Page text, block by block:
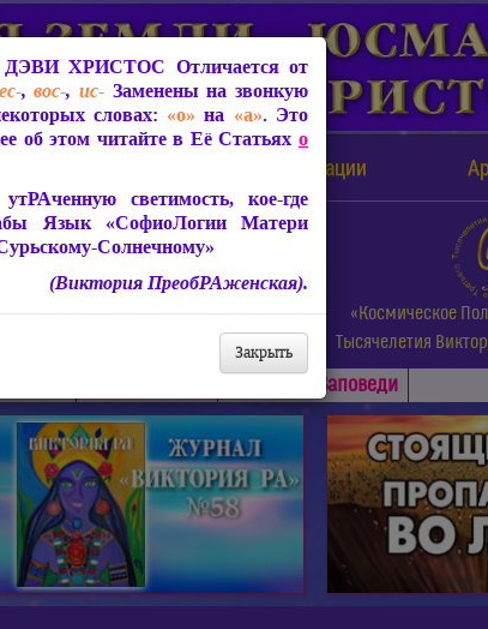
Защита от чипизации
Живое Слово Матери Мира.
Статьи, Книги, Видео, Аудио и др.
«Космическое
Тысячелетия
Заповеди
ДЭВИ ХРИСТОС Отличается от
,вос-, ис-Заменены на звонкую
словах: «о» на «а». Это
об этом читайте в Её Статьях о
светимость, кое-где
Язык «СофиоЛогии Матери
Солнечному»
(Виктория ПреобРАженская).
Закрыть